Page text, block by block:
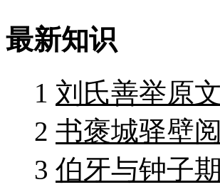
最新知识
1 刘氏善举原
2 书褒城驿壁
3 伯牙与钟子